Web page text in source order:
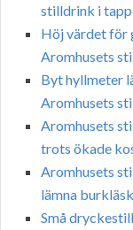
stilldrink i
Höj värdet för
Aromhusets
Byt hyllmeter
Aromhusets
Aromhusets
trots ökade
Aromhusets
lämna
Små